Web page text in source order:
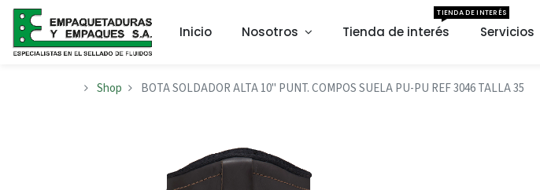
Inicio Nosotros Tienda de interés
TIENDA DE INTERÉS
Servicios
Shop BOTA SOLDADOR ALTA 10" PUNT. COMPOS SUELA PU-PU REF 3046 TALLA 35